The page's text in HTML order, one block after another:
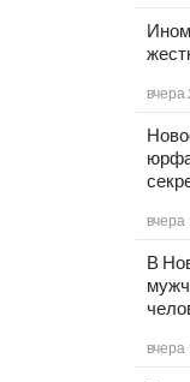
вчера
вчера
В
вчера